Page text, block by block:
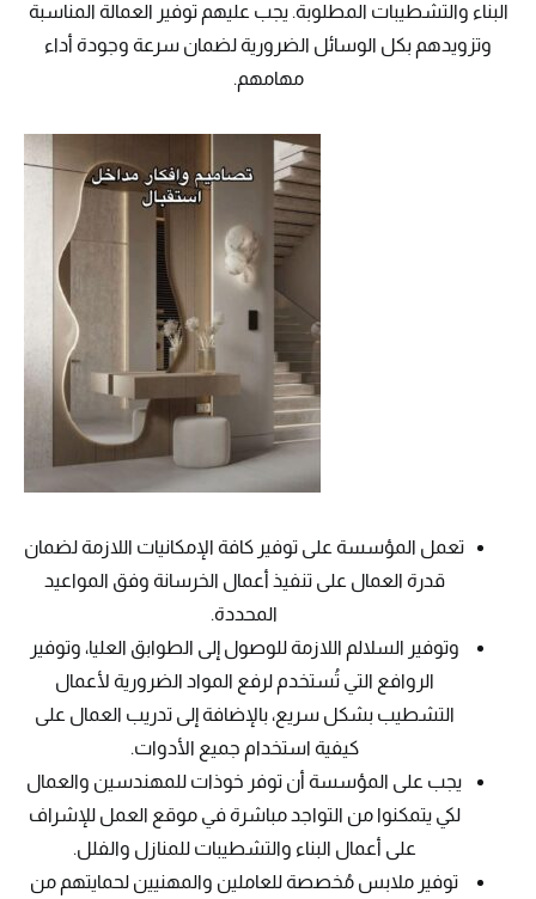
البناء والتشطيبات المطلوبة. يجب عليهم توفير العمالة المناسبة
وتزويدهم بكل الوسائل الضرورية لضمان سرعة وجودة أداء
مهامهم.
تعمل المؤسسة على توفير كافة الإمكانيات اللازمة لضمان
قدرة العمال على تنفيذ أعمال الخرسانة وفق المواعيد
المحددة.
وتوفير السلالم اللازمة للوصول إلى الطوابق العليا، وتوفير
الروافع التي تُستخدم لرفع المواد الضرورية لأعمال
التشطيب بشكل سريع، بالإضافة إلى تدريب العمال على
كيفية استخدام جميع الأدوات.
يجب على المؤسسة أن توفر خوذات للمهندسين والعمال
لكي يتمكنوا من التواجد مباشرة في موقع العمل للإشراف
على أعمال البناء والتشطيبات للمنازل والفلل.
توفير ملابس مُخصصة للعاملين والمهنيين لحمايتهم من